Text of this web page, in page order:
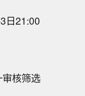
日21:00
核筛选